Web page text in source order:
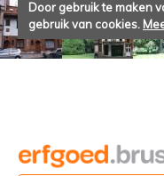
Door gebruik te maken
gebruik van cookies.